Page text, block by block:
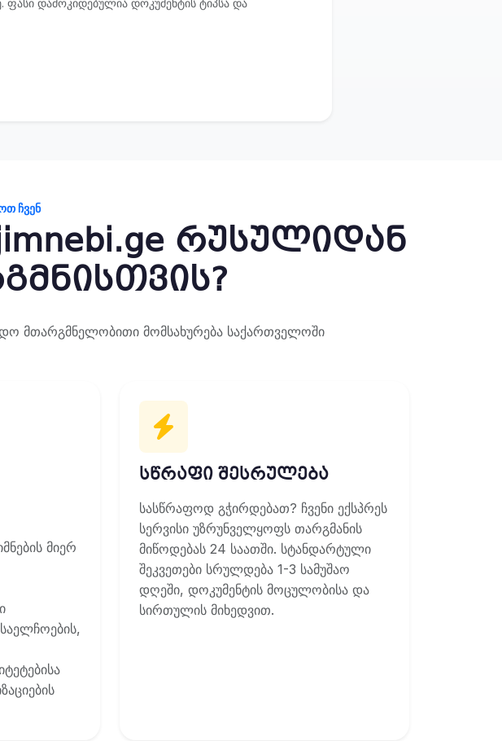
დამოკიდებულია დოკუმენტის ტიპსა და
ᲩᲕᲔᲜ
რუსულიდან
მთარგმნელობითი მომსახურება საქართველოში
მიერ
სწრაფი შესრულება
სასწრაფოდ გჭირდებათ? ჩვენი ექსპრეს
სერვისი უზრუნველყოფს თარგმანის
მიწოდებას 24 საათში. სტანდარტული
შეკვეთები სრულდება 1-3 სამუშაო
დღეში, დოკუმენტის მოცულობისა და
სირთულის მიხედვით.